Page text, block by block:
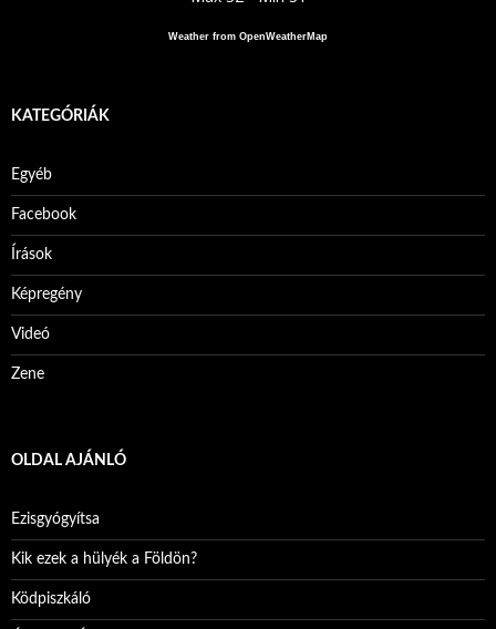
Weather from OpenWeatherMap
KATEGÓRIÁK
Egyéb
Facebook
Írások
Képregény
Videó
Zene
OLDAL AJÁNLÓ
Ezisgyógyítsa
Kik ezek a hülyék a Földön?
Ködpiszkáló